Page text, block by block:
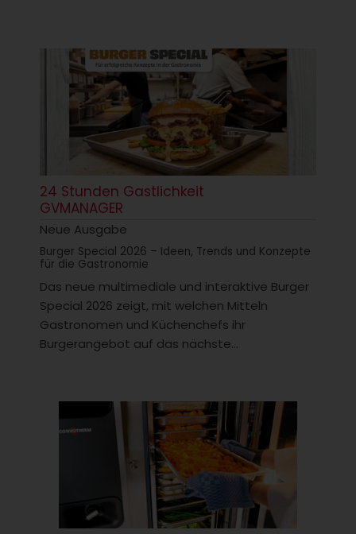
24 Stunden Gastlichkeit
GVMANAGER
Neue Ausgabe
Burger Special 2026 – Ideen, Trends und Konzepte
für die Gastronomie
Das neue multimediale und interaktive Burger
Special 2026 zeigt, mit welchen Mitteln
Gastronomen und Küchenchefs ihr
Burgerangebot auf das nächste...